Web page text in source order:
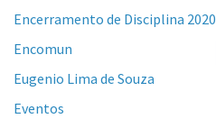
Encerramento de Disciplina 2020
Encomun
Eugenio Lima de Souza
Eventos